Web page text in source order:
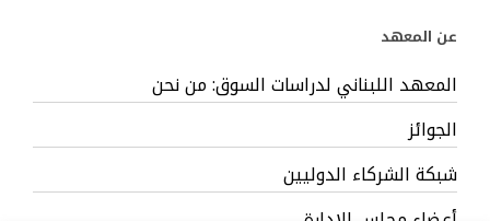
عن المعهد
المعهد اللبناني لدراسات السوق: من نحن
الجوائز
شبكة الشركاء الدوليين